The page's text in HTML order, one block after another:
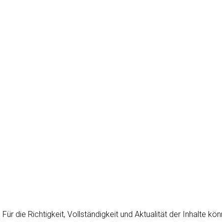
die Richtigkeit, Vollständigkeit und Aktualität der Inhalte